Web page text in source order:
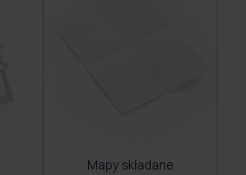
Mapy składane